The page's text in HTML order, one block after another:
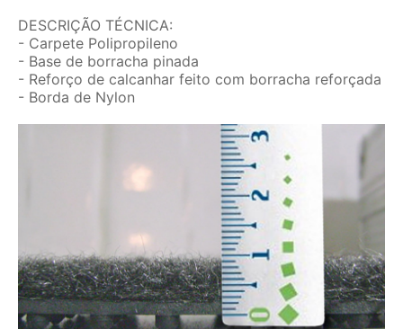
DESCRIÇÃO TÉCNICA:
- Carpete Polipropileno
- Base de borracha pinada
- Reforço de calcanhar feito com borracha reforçada
- Borda de Nylon